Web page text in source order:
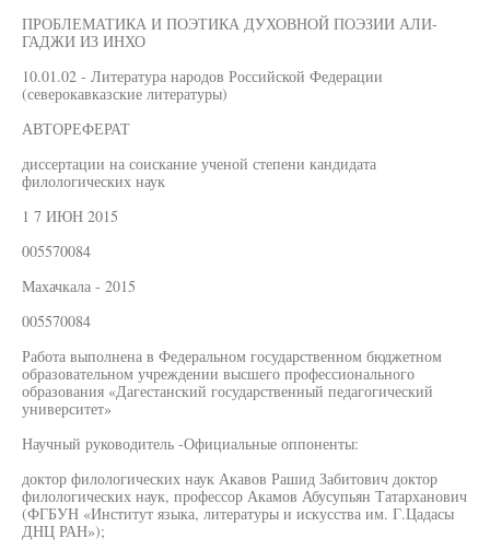
ПРОБЛЕМАТИКА И ПОЭТИКА ДУХОВНОЙ ПОЭЗИИ АЛИ-
ГАДЖИ ИЗ ИНХО
10.01.02 - Литература народов Российской Федерации
(северокавказские литературы)
АВТОРЕФЕРАТ
диссертации на соискание ученой степени кандидата
филологических наук
1 7 ИЮН 2015
005570084
Махачкала - 2015
005570084
Работа выполнена в Федеральном государственном бюджетном
образовательном учреждении высшего профессионального
образования «Дагестанский государственный педагогический
университет»
Научный руководитель -Официальные оппоненты:
доктор филологических наук Акавов Рашид Забитович доктор
филологических наук, профессор Акамов Абусупьян Татарханович
(ФГБУН «Институт языка, литературы и искусства им. Г.Цадасы
ДНЦ РАН»);